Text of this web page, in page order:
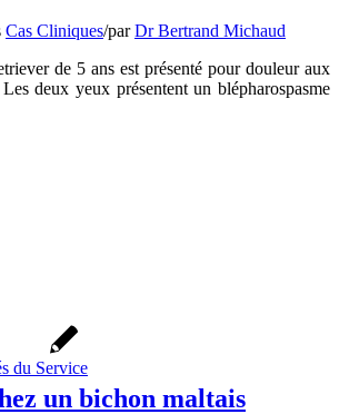
du Service
Cas Cliniques/parDr Bertrand Michaud
de 5 ans est présenté pour douleur aux
deux yeux présentent un blépharospasme
un bichon maltais